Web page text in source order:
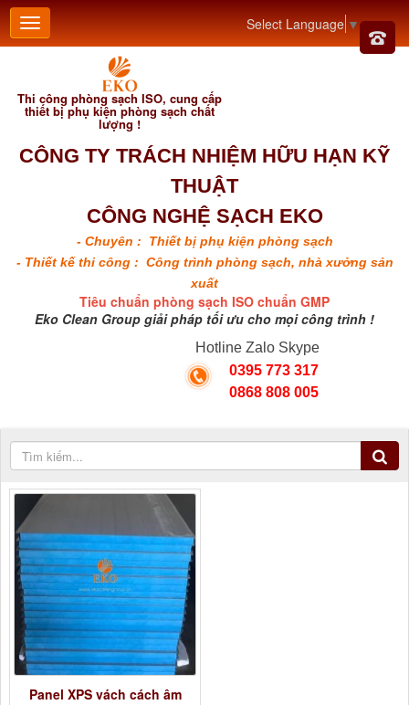
Thi công phòng sạch ISO, cung cấp
thiết bị phụ kiện phòng sạch chất
lượng !
CÔNG TY TRÁCH NHIỆM HỮU HẠN KỸ
THUẬT
CÔNG NGHỆ SẠCH EKO
- Chuyên : Thiết bị phụ kiện phòng sạch
- Thiết kế thi công : Công trình phòng sạch, nhà xưởng sản
xuất
Tiêu chuẩn phòng sạch ISO chuẩn GMP
Eko Clean Group giải pháp tối ưu cho mọi công trình !
Hotline Zalo Skype
0395 773 317
0868 808 005
Select Language▼
Panel XPS vách cách âm